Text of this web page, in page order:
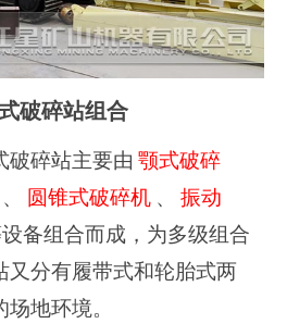
破碎站组合
破碎站主要由 颚式破碎
、 圆锥式破碎机 、
振动
备组合而成，为多级组合
又分有履带式和轮胎式两
地环境。